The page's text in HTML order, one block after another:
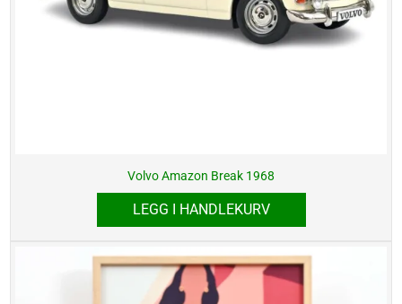
Volvo Amazon Break 1968
LEGG I HANDLEKURV